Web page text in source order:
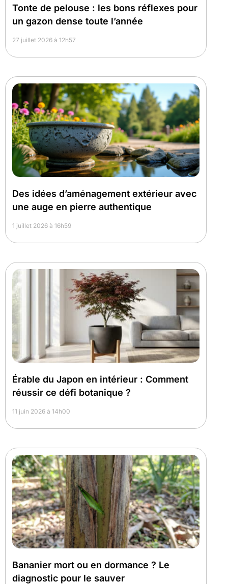
Tonte de pelouse : les bons réflexes pour
un gazon dense toute l’année
27 juillet 2026 à 12h57
Des idées d’aménagement extérieur avec
une auge en pierre authentique
1 juillet 2026 à 16h59
Érable du Japon en intérieur : Comment
réussir ce défi botanique ?
11 juin 2026 à 14h00
Bananier mort ou en dormance ? Le
diagnostic pour le sauver